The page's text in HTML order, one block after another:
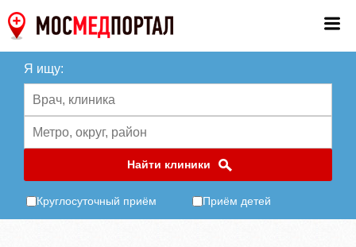
Я ищу:
Найти клиники
Круглосуточный приём Приём детей